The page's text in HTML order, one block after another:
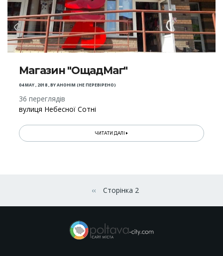
Магазин "ОщадМаг"
04 MAY , 2018,BYАНОНІМ (НЕ ПЕРЕВІРЕНО)
36 переглядів
вулиця Небесної Сотні
ЧИТАТИ ДАЛІ
Попередня сторінка
‹‹ Сторінка 2